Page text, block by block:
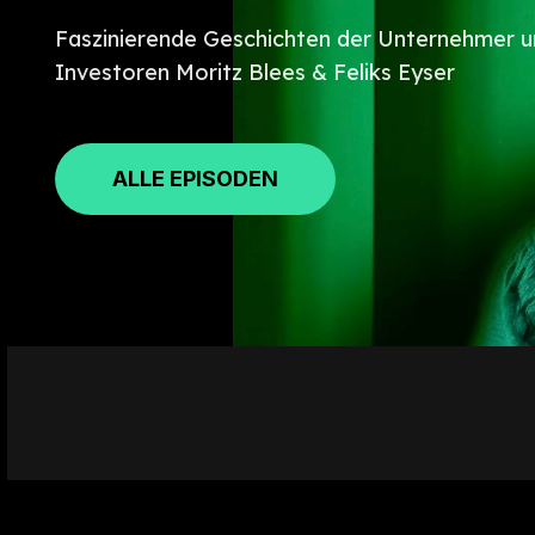
Faszinierende Geschichten der Unternehmer
Investoren Moritz Blees & Feliks Eyser
ALLE EPISODEN